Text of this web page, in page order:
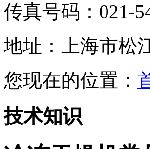
传真号码：021-
地址：上海市松
您现在的位置：
技术知识